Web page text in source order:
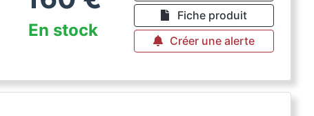
En stock
Fiche produit
Créer une alerte